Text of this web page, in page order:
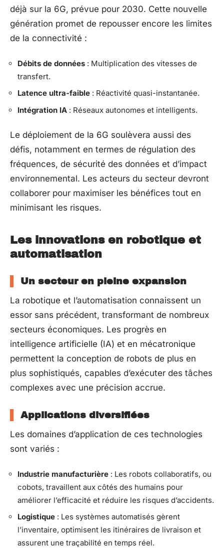
déjà sur la 6G, prévue pour 2030. Cette nouvelle
génération promet de repousser encore les limites
de la connectivité :
Débits de données : Multiplication des vitesses de
transfert.
Latence ultra-faible : Réactivité quasi-instantanée.
Intégration IA : Réseaux autonomes et intelligents.
Le déploiement de la 6G soulèvera aussi des
défis, notamment en termes de régulation des
fréquences, de sécurité des données et d’impact
environnemental. Les acteurs du secteur devront
collaborer pour maximiser les bénéfices tout en
minimisant les risques.
Les innovations en robotique et
automatisation
Un secteur en pleine expansion
La robotique et l’automatisation connaissent un
essor sans précédent, transformant de nombreux
secteurs économiques. Les progrès en
intelligence artificielle (IA) et en mécatronique
permettent la conception de robots de plus en
plus sophistiqués, capables d’exécuter des tâches
complexes avec une précision accrue.
Applications diversifiées
Les domaines d’application de ces technologies
sont variés :
Industrie manufacturière : Les robots collaboratifs, ou
cobots, travaillent aux côtés des humains pour
améliorer l’efficacité et réduire les risques d’accidents.
Logistique : Les systèmes automatisés gèrent
l’inventaire, optimisent les itinéraires de livraison et
assurent une traçabilité en temps réel.